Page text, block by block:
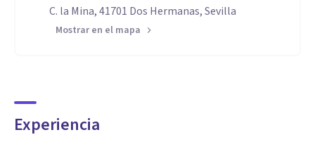
C. la Mina, 41701 Dos Hermanas, Sevilla
Mostrar en el mapa
Experiencia